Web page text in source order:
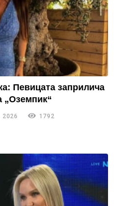
Певицата заприлича
„Оземпик“
2026
1792